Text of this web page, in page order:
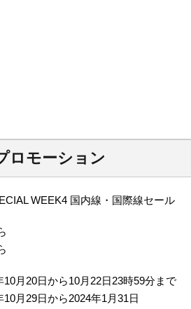
ロモーション
WEEK4 国内線・国際線セール
10月20日から10月22日23時59分まで
月29日から2024年1月31日